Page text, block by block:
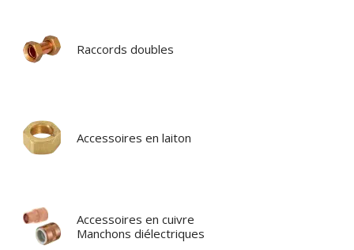
Raccords doubles
Accessoires en laiton
Accessoires en cuivre
Manchons diélectriques